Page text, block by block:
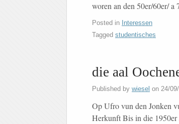
woren an den 50er/60er/ a
Posted in Interessen
Tagged studentisches
die aal
Published by wiesel on 24/
Op Ufro vun den Jonken
Herkunft Bis in die